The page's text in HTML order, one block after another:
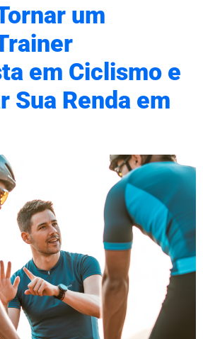
um
em Ciclismo e
Sua Renda em